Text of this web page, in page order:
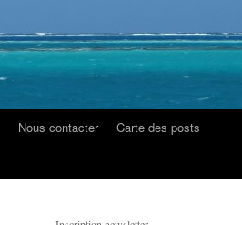
Nous contacter
Carte des posts